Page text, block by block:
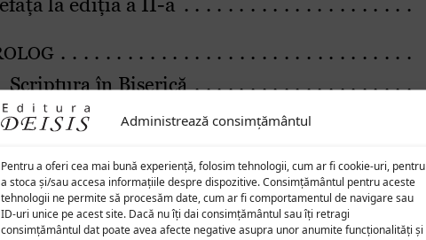
Administrează consimțământul
Pentru a oferi cea mai bună experiență, folosim tehnologii, cum ar fi cookie-uri, pentru
a stoca și/sau accesa informațiile despre dispozitive. Consimțământul pentru aceste
tehnologii ne permite să procesăm date, cum ar fi comportamentul de navigare sau
ID-uri unice pe acest site. Dacă nu îți dai consimțământul sau îți retragi
consimțământul dat poate avea afecte negative asupra unor anumite funcționalități și